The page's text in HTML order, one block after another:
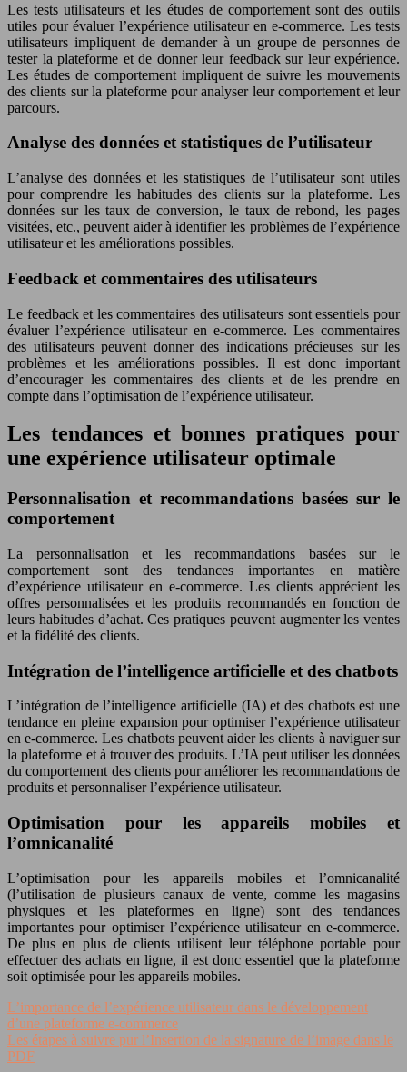
Les tests utilisateurs et les études de comportement sont des outils
utiles pour évaluer l’expérience utilisateur en e-commerce. Les tests
utilisateurs impliquent de demander à un groupe de personnes de
tester la plateforme et de donner leur feedback sur leur expérience.
Les études de comportement impliquent de suivre les mouvements
des clients sur la plateforme pour analyser leur comportement et leur
parcours.
Analyse des données et statistiques de l’utilisateur
L’analyse des données et les statistiques de l’utilisateur sont utiles
pour comprendre les habitudes des clients sur la plateforme. Les
données sur les taux de conversion, le taux de rebond, les pages
visitées, etc., peuvent aider à identifier les problèmes de l’expérience
utilisateur et les améliorations possibles.
Feedback et commentaires des utilisateurs
Le feedback et les commentaires des utilisateurs sont essentiels pour
évaluer l’expérience utilisateur en e-commerce. Les commentaires
des utilisateurs peuvent donner des indications précieuses sur les
problèmes et les améliorations possibles. Il est donc important
d’encourager les commentaires des clients et de les prendre en
compte dans l’optimisation de l’expérience utilisateur.
Les tendances et bonnes pratiques pour
une expérience utilisateur optimale
Personnalisation et recommandations basées sur le
comportement
La personnalisation et les recommandations basées sur le
comportement sont des tendances importantes en matière
d’expérience utilisateur en e-commerce. Les clients apprécient les
offres personnalisées et les produits recommandés en fonction de
leurs habitudes d’achat. Ces pratiques peuvent augmenter les ventes
et la fidélité des clients.
Intégration de l’intelligence artificielle et des chatbots
L’intégration de l’intelligence artificielle (IA) et des chatbots est une
tendance en pleine expansion pour optimiser l’expérience utilisateur
en e-commerce. Les chatbots peuvent aider les clients à naviguer sur
la plateforme et à trouver des produits. L’IA peut utiliser les données
du comportement des clients pour améliorer les recommandations de
produits et personnaliser l’expérience utilisateur.
Optimisation pour les appareils mobiles et
l’omnicanalité
L’optimisation pour les appareils mobiles et l’omnicanalité
(l’utilisation de plusieurs canaux de vente, comme les magasins
physiques et les plateformes en ligne) sont des tendances
importantes pour optimiser l’expérience utilisateur en e-commerce.
De plus en plus de clients utilisent leur téléphone portable pour
effectuer des achats en ligne, il est donc essentiel que la plateforme
soit optimisée pour les appareils mobiles.
L’importance de l’expérience utilisateur dans le développement
d’une plateforme e-commerce
Les étapes à suivre pur l’Insertion de la signature de l’image dans le
PDF